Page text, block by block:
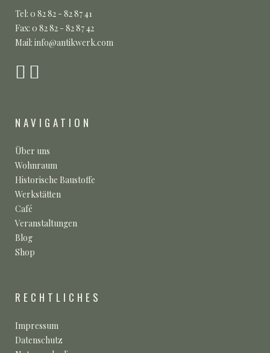
Tel: 0 82 82 - 82 87 41
Fax: 0 82 82 - 82 87 42
Mail: info@antikwerk.com
NAVIGATION
Über uns
Wohnraum
Historische Baustoffe
Werkstätten
Café
Veranstaltungen
Blog
Shop
RECHTLICHES
Impressum
Datenschutz